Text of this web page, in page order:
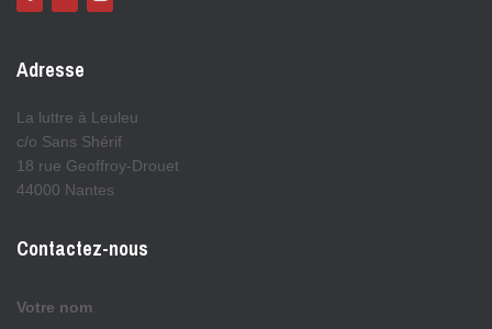
Adresse
La luttre à Leuleu
c/o Sans Shérif
18 rue Geoffroy-Drouet
44000 Nantes
Contactez-nous
Votre nom